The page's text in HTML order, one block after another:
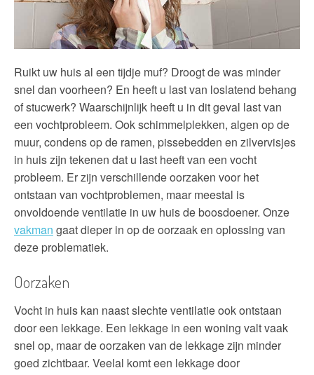
Ruikt uw huis al een tijdje muf? Droogt de was minder
snel dan voorheen? En heeft u last van loslatend behang
of stucwerk? Waarschijnlijk heeft u in dit geval last van
een vochtprobleem. Ook schimmelplekken, algen op de
muur, condens op de ramen, pissebedden en zilvervisjes
in huis zijn tekenen dat u last heeft van een vocht
probleem. Er zijn verschillende oorzaken voor het
ontstaan van vochtproblemen, maar meestal is
onvoldoende ventilatie in uw huis de boosdoener. Onze
vakman gaat dieper in op de oorzaak en oplossing van
deze problematiek.
Oorzaken
Vocht in huis kan naast slechte ventilatie ook ontstaan
door een lekkage. Een lekkage in een woning valt vaak
snel op, maar de oorzaken van de lekkage zijn minder
goed zichtbaar. Veelal komt een lekkage door